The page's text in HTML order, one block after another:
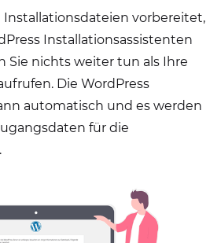
vorbereitet,
Installationsassistenten
Sie nichts weiter tun als Ihre
Die WordPress
automatisch und es werden
für die